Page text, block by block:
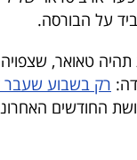
רק בשבוע שעבר
החודשים